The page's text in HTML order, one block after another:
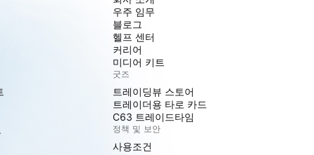
우주 임무
블로그
헬프 센터
커리어
미디어 키트
굿즈
트레이딩뷰 스토어
트레이더용 타로 카드
C63 트레이드타임
정책 및 보안
사용조건